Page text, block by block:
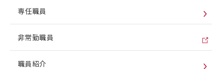
専任職員
非常勤職員
職員紹介